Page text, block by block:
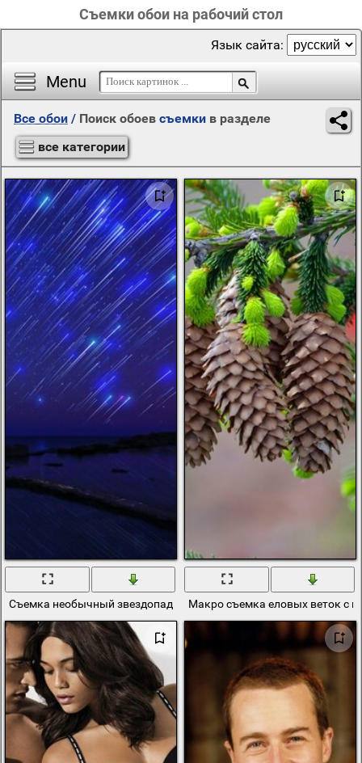
Съемки обои на рабочий стол
Menu
Язык сайта:
Все обои / Поиск обоев съемки в разделе
все категории
Съемка необычный звездопад Макро съемка еловых веток с